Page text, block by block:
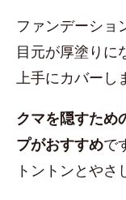
ファンデーショ
目元が厚塗りに
上手にカバーし
クマを隠すため
プがおすすめで
トントンとやさ